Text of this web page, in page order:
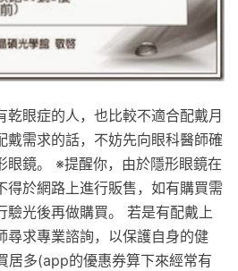
乾眼症的人，也比較不適合配戴月
戴需求的話，不妨先向眼科醫師確
眼鏡。 ※提醒你，由於隱形眼鏡在
得於網路上進行販售，如有購買需
驗光後再做購買。 若是有配戴上
尋求專業諮詢，以保護自身的健
居多(app的優惠券算下來經常有